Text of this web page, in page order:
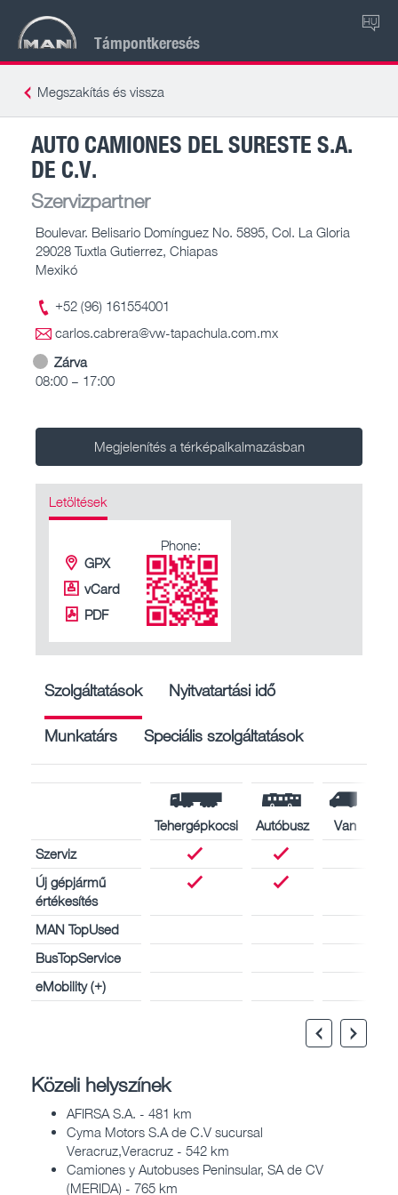
Támpontkeresés
HU
Megszakítás és vissza
AUTO CAMIONES DEL SURESTE S.A.
DE C.V.
Szervizpartner
Boulevar. Belisario Domínguez No. 5895, Col. La Gloria
29028 Tuxtla Gutierrez, Chiapas
Mexikó
+52 (96) 161554001
carlos.cabrera@vw-tapachula.com.mx
Zárva
08:00 – 17:00
Megjelenítés a térképalkalmazásban
Letöltések
GPX
vCard
PDF
Phone:
Szolgáltatások Nyitvatartási idő
Munkatárs Speciális szolgáltatások
Tehergépkocsi Autóbusz
Van
Szerviz
Új gépjármű
értékesítés
MAN TopUsed
BusTopService
eMobility (+)
Közeli helyszínek
AFIRSA S.A. - 481 km
Cyma Motors S.A de C.V sucursal
Veracruz,Veracruz - 542 km
Camiones y Autobuses Peninsular, SA de CV
(MERIDA) - 765 km